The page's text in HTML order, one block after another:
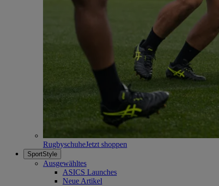
RugbyschuheJetzt shoppen
SportStyle
Ausgewähltes
ASICS Launches
Neue Artikel